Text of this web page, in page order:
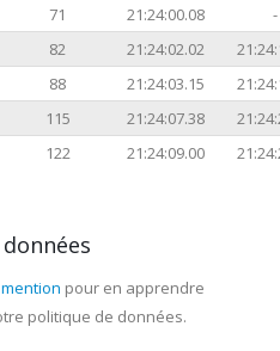
71 21:24:00.08
-
82 21:24:02.02
88 21:24:03.15
115 21:24:07.38
122 21:24:09.00
pour en apprendre
politique de données.